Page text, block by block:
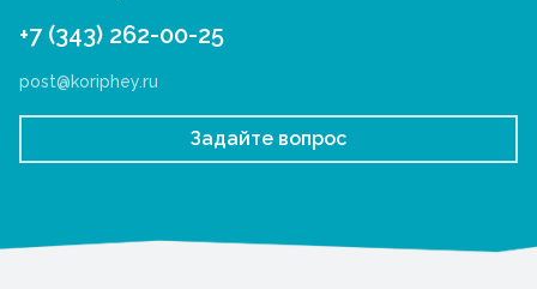
+7 (343) 262-00-25
post@koriphey.ru
Задайте вопрос